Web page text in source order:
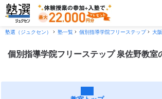
塾選（ジュクセン） 塾一覧 個別指導学院フリーステップ 大
個別指導学院フリーステップ 泉佐野教室